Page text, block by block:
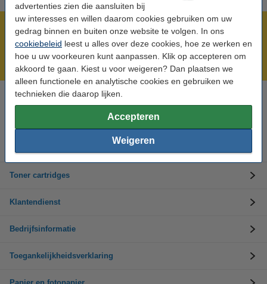
advertenties zien die aansluiten bij
uw interesses en willen daarom cookies gebruiken om uw
gedrag binnen en buiten onze website te volgen. In ons
cookiebeleid leest u alles over deze cookies, hoe ze werken en
hoe u uw voorkeuren kunt aanpassen. Klik op accepteren om
akkoord te gaan. Kiest u voor weigeren? Dan plaatsen we
alleen functionele en analytische cookies en gebruiken we
technieken die daarop lijken.
Accepteren
Weigeren
Meer dan 5 miljoen klanten!
Voor 22.00 uur besteld, morgen in huis!
Hulp nodig? Bel ons op +32 (0)9 39 64 123
Op werkdagen van 8.30 tot 17 uur
Toner cartridges
Klantendienst
Bedrijfsinformatie
Toegankelijkheidsverklaring